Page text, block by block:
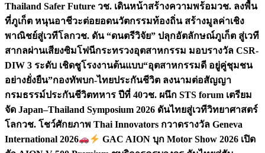
Thailand Safer Future วช. เดินหน้าสร้างความพร้อมวช. ลงพื้น
ที่ภูเก็ต หนุนอาชีวะต่อยอดนวัตกรรมท้องถิ่น สร้างมูลค่าเชิง
พาณิชย์สู่เวทีโลกวช. ดัน “ดนตรีวิจัย” ปลุกอัตลักษณ์ภูเก็ต สู่เวที
สากลผ่านเสียงซิมโฟนีกระทรวงอุตสาหกรรม มอบรางวัล CSR-
DIW 3 ระดับ เชิดชูโรงงานต้นแบบ“อุตสาหกรรมดี อยู่คู่ชุมชน
อย่างยั่งยืน”กองทัพบก-ไทยประกันชีวิต ลงนามต่อสัญญา
กรมธรรม์ประกันชีวิตทหาร ปีที่ 40วช. ผนึก STS forum เตรียม
จัด Japan–Thailand Symposium 2026 ดันไทยสู่เวทีวิทยาศาสตร์
โลกวช. โชว์ศักยภาพ Thai Innovators กวาดรางวัล Geneva
International 2026
GAC AION บุก Motor Show 2026 เปิด